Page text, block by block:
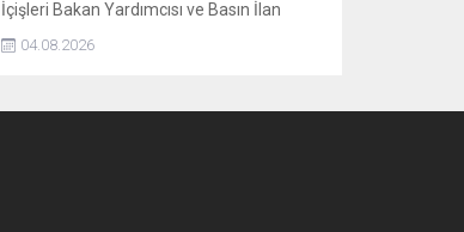
İçişleri Bakan Yardımcısı ve Basın İlan
Güran Yiğitbaşı, Basın İlan Kurumu Ankara
04.08.2026